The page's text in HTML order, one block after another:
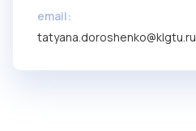
email:
tatyana.doroshenko@klgtu.ru